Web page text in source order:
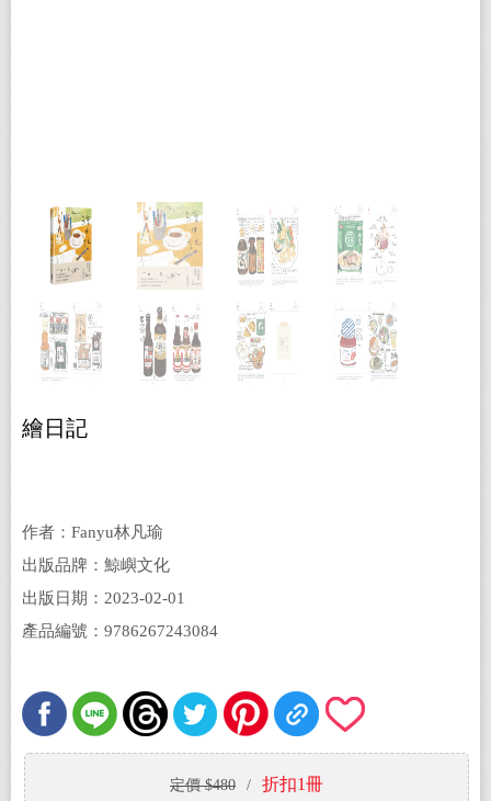
繪日記
作者：Fanyu林凡瑜
出版品牌：鯨嶼文化
出版日期：2023-02-01
產品編號：9786267243084
定價 $480 / 折扣1冊